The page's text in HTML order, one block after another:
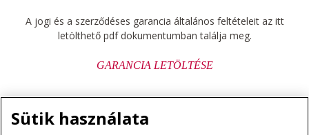
A jogi és a szerződéses garancia általános feltételeit az itt
letölthető pdf dokumentumban találja meg.
GARANCIA LETÖLTÉSE
Sütik használata